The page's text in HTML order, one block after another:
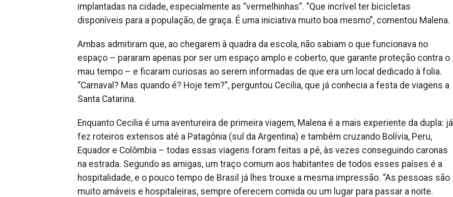
implantadas na cidade, especialmente as “vermelhinhas”. “Que incrível ter bicicletas
disponíveis para a população, de graça. É uma iniciativa muito boa mesmo”, comentou Malena.
Ambas admitiram que, ao chegarem à quadra da escola, não sabiam o que funcionava no
espaço – pararam apenas por ser um espaço amplo e coberto, que garante proteção contra o
mau tempo – e ficaram curiosas ao serem informadas de que era um local dedicado à folia.
“Carnaval? Mas quando é? Hoje tem?”, perguntou Cecilia, que já conhecia a festa de viagens a
Santa Catarina.
Enquanto Cecilia é uma aventureira de primeira viagem, Malena é a mais experiente da dupla: já
fez roteiros extensos até a Patagônia (sul da Argentina) e também cruzando Bolívia, Peru,
Equador e Colômbia – todas essas viagens foram feitas a pé, às vezes conseguindo caronas
na estrada. Segundo as amigas, um traço comum aos habitantes de todos esses países é a
hospitalidade, e o pouco tempo de Brasil já lhes trouxe a mesma impressão. “As pessoas são
muito amáveis e hospitaleiras, sempre oferecem comida ou um lugar para passar a noite.